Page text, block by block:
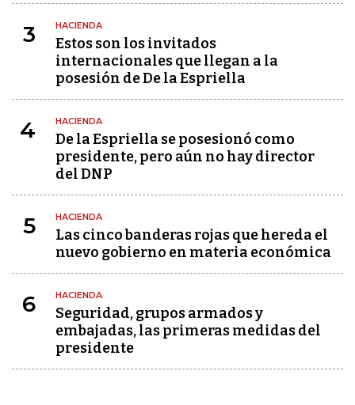
3 HACIENDA
Estos son los invitados
internacionales que llegan a la
posesión de De la Espriella
4 HACIENDA
De la Espriella se posesionó como
presidente, pero aún no hay director
del DNP
5 HACIENDA
Las cinco banderas rojas que hereda el
nuevo gobierno en materia económica
6 HACIENDA
Seguridad, grupos armados y
embajadas, las primeras medidas del
presidente